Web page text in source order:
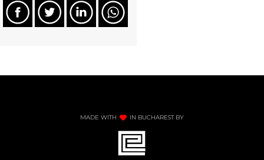
MADE WITH IN BUCHAREST BY